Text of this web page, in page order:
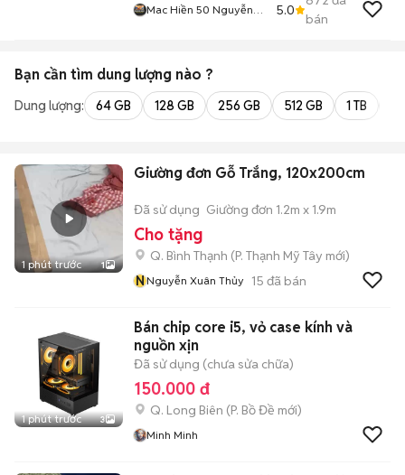
Mac Hiền 50 Nguyễn
5.0
bán
Bạn cần tìm dung lượng nào ?
Dung lượng: 64 GB 128 GB 256 GB 512 GB 1 TB
1 phút trước 1
Giường đơn Gỗ Trắng, 120x200cm
Đã sử dụng Giường đơn 1.2m x 1.9m
Cho tặng
Q. Bình Thạnh (P. Thạnh Mỹ Tây mới)
NNguyễn Xuân Thủy 15 đã bán
1 phút trước 3
Bán chip core i5, vỏ case kính và
nguồn xịn
Đã sử dụng (chưa sửa chữa)
150.000 đ
Q. Long Biên (P. Bồ Đề mới)
Minh Minh